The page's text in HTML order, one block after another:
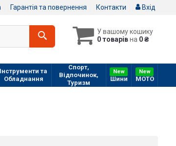
Гарантія та повернення Контакти Вхід
У вашому кошику
0 товарівна 0 ₴
Інструменти та
Обладнання
Спорт,
Відпочинок,
Туризм
New
Шини
New
МOTO